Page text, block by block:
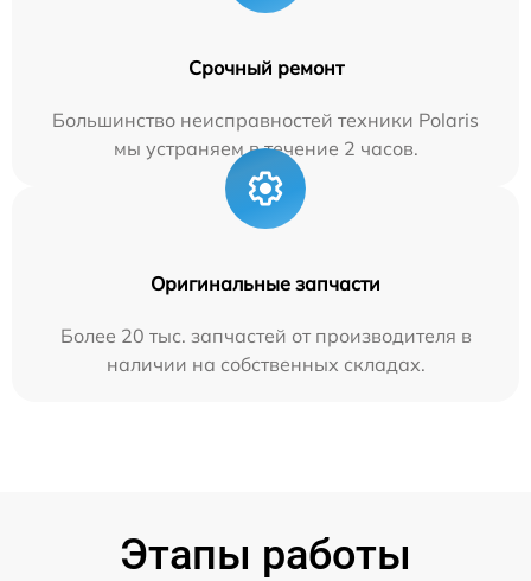
Срочный ремонт
Большинство неисправностей техники Polaris
мы устраняем в течение 2 часов.
Оригинальные запчасти
Более 20 тыс. запчастей от производителя в
наличии на собственных складах.
Этапы работы